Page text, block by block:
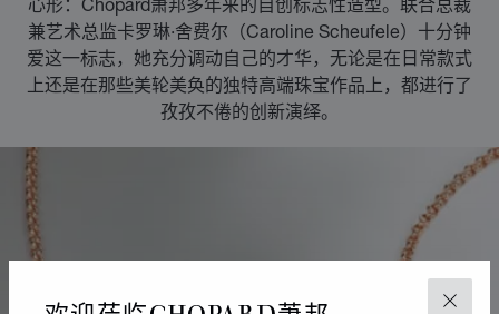
关闭
兼艺术总监卡罗琳·舍费尔（Caroline Scheufele）十分钟
爱这一标志，她充分调动自己的才华，无论是在日常款式
上还是在那些美轮美奂的独特高端珠宝作品上，都进行了
孜孜不倦的创新演绎。